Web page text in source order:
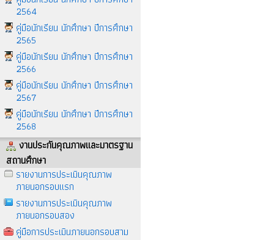
2564
คู่มือนักเรียน นักศึกษา ปีการศึกษา
2565
คู่มือนักเรียน นักศึกษา ปีการศึกษา
2566
คู่มือนักเรียน นักศึกษา ปีการศึกษา
2567
คู่มือนักเรียน นักศึกษา ปีการศึกษา
2568
งานประกันคุณภาพและมาตรฐาน
สถานศึกษา
รายงานการประเมินคุณภาพ
ภายนอกรอบแรก
รายงานการประเมินคุณภาพ
ภายนอกรอบสอง
คู่มือการประเมินภายนอกรอบสาม